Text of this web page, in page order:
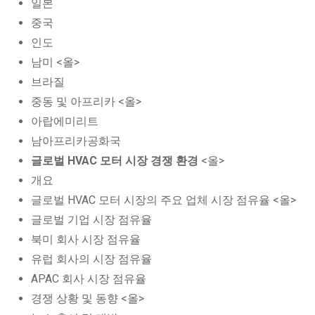
일본
중국
인도
남미 <올>
브라질
중동 및 아프리카 <올>
아랍에미리트
남아프리카공화국
글로벌 HVAC 모터 시장 경쟁 환경 <올>
개요
글로벌 HVAC 모터 시장의 주요 업체 시장 점유율 <올>
글로벌 기업 시장 점유율
북미 회사 시장 점유율
유럽 회사의 시장 점유율
APAC 회사 시장 점유율
경쟁 상황 및 동향 <올>